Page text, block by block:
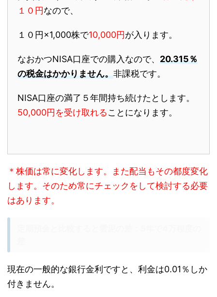
１０円なので、
１０円×1,000株で10,000円が入ります。
なおかつNISA口座での購入なので、 20.315％
の税金はかかりません。非課税です。
NISA口座の満了５年間持ち続けたとします。
50,000円を受け取れることになります。
＊株価は常に変化します。また配当もその都度変化
します。そのため常にチェックをして検討する必要
はあります。
現在の一般的な銀行金利ですと、利金は0.01％しか
付きません。